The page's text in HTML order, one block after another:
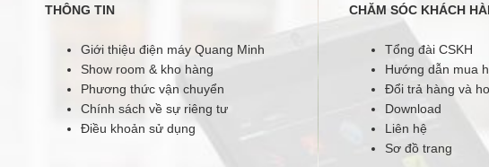
THÔNG TIN
Giới thiệu điện máy Quang Minh
Show room & kho hàng
Phương thức vận chuyển
Chính sách về sự riêng tư
Điều khoản sử dụng
CHĂM SÓC KHÁCH
Tổng đài CSKH
Hướng dẫn mua
Đổi trả hàng và
Download
Liên hệ
Sơ đồ trang